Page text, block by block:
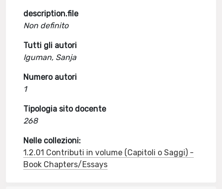
description.file
Non definito
Tutti gli autori
Iguman, Sanja
Numero autori
1
Tipologia sito docente
268
Nelle collezioni:
1.2.01 Contributi in volume (Capitoli o Saggi) -
Book Chapters/Essays